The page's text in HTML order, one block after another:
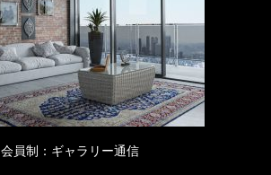
会員制：ギャラリー通信